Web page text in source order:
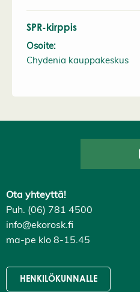
SPR-kirppis
Osoite:
Chydenia kauppakeskus
Ota yhteyttä!
Puh. (06) 781 4500
info@ekorosk.fi
ma-pe klo 8-15.45
HENKILÖKUNNALLE